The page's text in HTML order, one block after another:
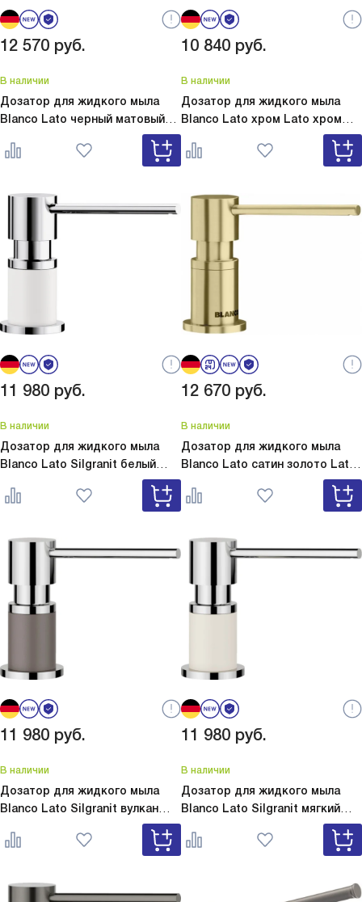
12 570 руб.
В наличии
Дозатор для жидкого мыла
Blanco Lato черный матовый
Lato черный матовый 525789
10 840 руб.
В наличии
Дозатор для жидкого мыла
Blanco Lato хром Lato хром
11 980 руб.
В наличии
Дозатор для жидкого мыла
Blanco Lato Silgranit белый
Lato Silgranit белый 525814
12 670 руб.
В наличии
Дозатор для жидкого мыла
Blanco Lato сатин золото Lato
11 980 руб.
В наличии
Дозатор для жидкого мыла
Blanco Lato Silgranit вулкан
Lato Silgranit вулкан
серый 526954
11 980 руб.
В наличии
Дозатор для жидкого мыла
Blanco Lato Silgranit мягкий
Lato Silgranit мягкий
белый 526955